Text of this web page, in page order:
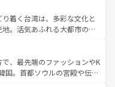
アメリカ
してほしい。
々を迎えてくれるハワイの
やハワイアンミュージッ
すべてがハワイの魅力を彩
情報
ほしい。
えるウルル（エアーズロッ
林やケアンズの熱帯雨林な
、カフェやワイン、オージ
ており、サーフィンやダイ
トドア好きにはたまらな
力を存分に味わいつくそ
着く台湾は、多彩な文化と
。活気あふれる大都市の台
台湾東部など、都市の喧騒
、訪れる人に新しい発見と
、奥深い台湾の食文化も魅
、最先端のファッションやK
国。首都ソウルの宮殿や伝統